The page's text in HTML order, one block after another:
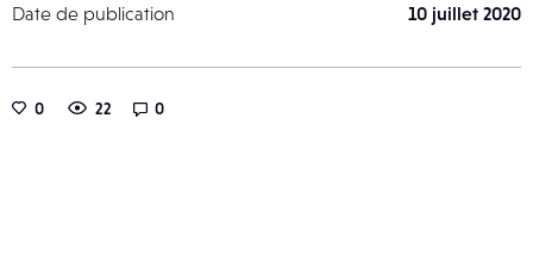
Date de publication
10 juillet 2020
0 22 0